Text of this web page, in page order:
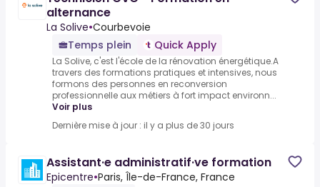
alternance
La Solive•Courbevoie
Temps plein
Quick Apply
La Solive, c'est l'école de la rénovation énergétique.A
travers des formations pratiques et intensives, nous
formons des personnes en reconversion
professionnelle aux métiers à fort impact environn...
Voir plus
Dernière mise à jour : il y a plus de 30 jours
Assistant·e administratif·ve formation
Epicentre•Paris, Île-de-France, France